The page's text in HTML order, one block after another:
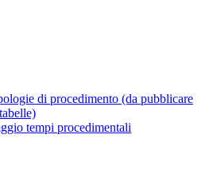
di procedimento (da pubblicare
tempi procedimentali